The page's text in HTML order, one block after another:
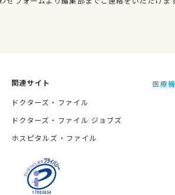
関連サイト
ドクターズ・ファイル
ドクターズ・ファイル ジョブズ
ホスピタルズ・ファイル
医療